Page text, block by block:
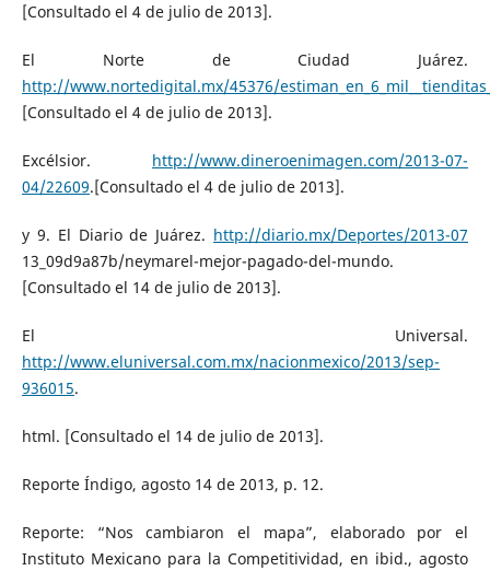
[Consultado el 4 de julio de 2013].
El Norte de Ciudad Juárez.
http://www.nortedigital.mx/45376/
[Consultado el 4 de julio de 2013].
Excélsior. http://www.dineroenimagen.com/2013-07-
04/22609.[Consultado el 4 de julio de 2013].
y 9. El Diario de Juárez. http://diario.mx/Deportes/2013-07
13_09d9a87b/neymarel-mejor-pagado-del-mundo.
[Consultado el 14 de julio de 2013].
El Universal.
http://www.eluniversal.com.mx/nacionmexico/2013/sep-
936015.
html. [Consultado el 14 de julio de 2013].
Reporte Índigo, agosto 14 de 2013, p. 12.
Reporte: “Nos cambiaron el mapa”, elaborado por el
Instituto Mexicano para la Competitividad, en ibid., agosto